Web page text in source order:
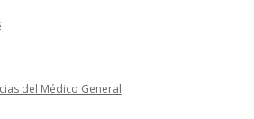
del Médico General